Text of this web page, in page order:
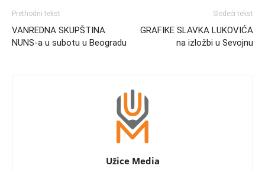
Prethodni tekst
VANREDNA SKUPŠTINA
NUNS-a u subotu u Beogradu
Sledeći tekst
GRAFIKE SLAVKA LUKOVIĆA
na izložbi u Sevojnu
Užice Media